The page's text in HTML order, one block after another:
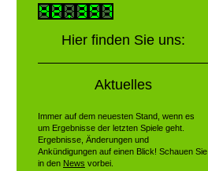
Hier finden Sie uns:
Aktuelles
Immer auf dem neuesten Stand, wenn es
um Ergebnisse der letzten Spiele geht.
Ergebnisse, Änderungen und
Ankündigungen auf einen Blick! Schauen Sie
in den News vorbei.